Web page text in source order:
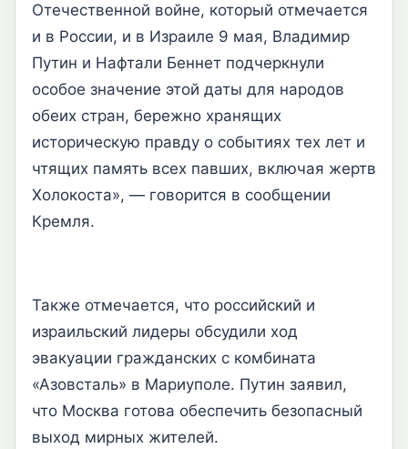
Отечественной войне, который отмечается
и в России, и в Израиле 9 мая, Владимир
Путин и Нафтали Беннет подчеркнули
особое значение этой даты для народов
обеих стран, бережно хранящих
историческую правду о событиях тех лет и
чтящих память всех павших, включая жертв
Холокоста», — говорится в сообщении
Кремля.
Также отмечается, что российский и
израильский лидеры обсудили ход
эвакуации гражданских с комбината
«Азовсталь» в Мариуполе. Путин заявил,
что Москва готова обеспечить безопасный
выход мирных жителей.